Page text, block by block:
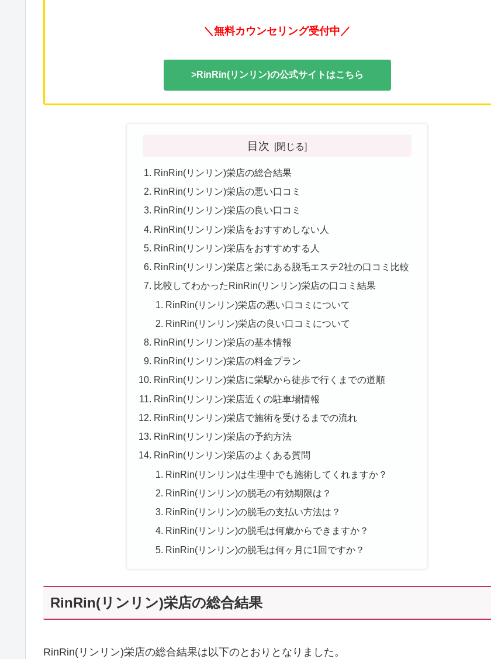
＼無料カウンセリング受付中／
>RinRin(リンリン)の公式サイトはこちら
目次
RinRin(リンリン)栄店の総合結果
RinRin(リンリン)栄店の悪い口コミ
RinRin(リンリン)栄店の良い口コミ
RinRin(リンリン)栄店をおすすめしない人
RinRin(リンリン)栄店をおすすめする人
RinRin(リンリン)栄店と栄にある脱毛エステ2社の口コミ比較
比較してわかったRinRin(リンリン)栄店の口コミ結果
RinRin(リンリン)栄店の悪い口コミについて
RinRin(リンリン)栄店の良い口コミについて
RinRin(リンリン)栄店の基本情報
RinRin(リンリン)栄店の料金プラン
RinRin(リンリン)栄店に栄駅から徒歩で行くまでの道順
RinRin(リンリン)栄店近くの駐車場情報
RinRin(リンリン)栄店で施術を受けるまでの流れ
RinRin(リンリン)栄店の予約方法
RinRin(リンリン)栄店のよくある質問
RinRin(リンリン)は生理中でも施術してくれますか？
RinRin(リンリン)の脱毛の有効期限は？
RinRin(リンリン)の脱毛の支払い方法は？
RinRin(リンリン)の脱毛は何歳からできますか？
RinRin(リンリン)の脱毛は何ヶ月に1回ですか？
RinRin(リンリン)栄店の総合結果
RinRin(リンリン)栄店の総合結果は以下のとおりとなりました。